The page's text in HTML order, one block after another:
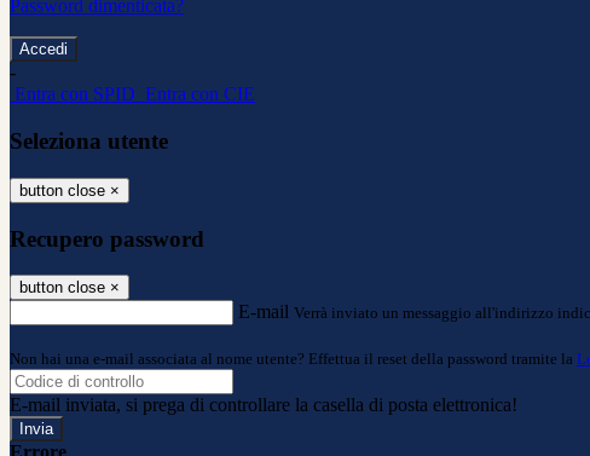
Password dimenticata?
-
Entra con SPID Entra con CIE
Seleziona utente
button close ×
Recupero password
button close ×
E-mail Verrà inviato un messaggio all'indirizzo
Non hai una e-mail associata al nome utente? Effettua il reset della password tramite la
E-mail inviata, si prega di controllare la casella di posta elettronica!